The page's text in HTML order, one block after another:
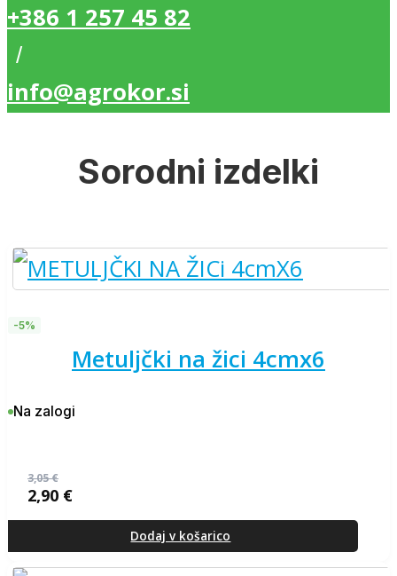
+386 1 257 45 82
/
info@agrokor.si
Sorodni izdelki
-5%
metuljčki na žici 4cmx6
Na zalogi
3,05€
cena
3,05 €.
2,90 €
cena
Dodaj v košarico